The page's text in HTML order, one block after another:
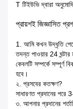
T টিইউভি দ্বারা
প্রায়শই জিজ্ঞাসিত
1. আমি কখন উদ্ধৃতি
তদন্ত পাওয়ার 24
কেবলটি সম্পর্কে সম্পূর্ণ
হবে।
২. প্রসবের কতক্ষণ?
সাধারণত প্রদানের পরে
৩. আপনার প্রদানের